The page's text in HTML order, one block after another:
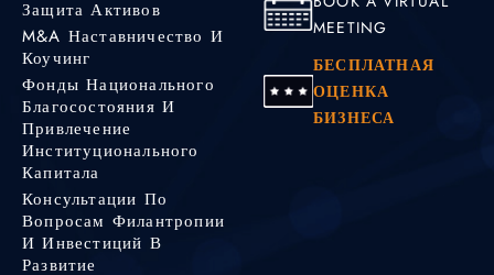
Защита Активов
M&A Наставничество И
Коучинг
Фонды Национального
Благосостояния И
Привлечение
Институционального
Капитала
Консультации По
Вопросам Филантропии
И Инвестиций В
Развитие
MEETING
БЕСПЛАТНАЯ
ОЦЕНКА
БИЗНЕСА